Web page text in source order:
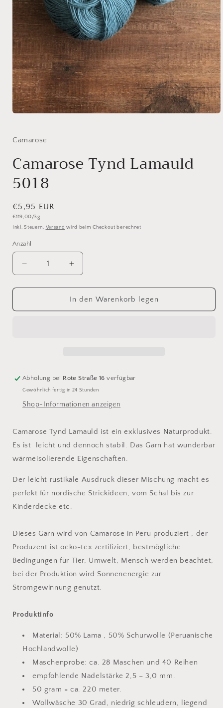
Modal
Camarose
Camarose Tynd Lamauld
5018
Normaler
Preis
€5,95 EUR
Grundpreis
€119,00/kg
Inkl. Steuern. Versand wird beim Checkout berechnet
Anzahl
Anzahl
Verringere
die
Menge
Camarose
Erhöhe
die
Menge
für
Camarose
In den Warenkorb legen
Abholung bei Rote Straße 16 verfügbar
Gewöhnlich fertig in 24 Stunden
Shop-Informationen anzeigen
Camarose Tynd Lamauld ist ein exklusives Naturprodukt.
Es ist leicht und dennoch stabil. Das Garn hat wunderbar
wärmeisolierende Eigenschaften.
Der leicht rustikale Ausdruck dieser Mischung macht es
perfekt für nordische Strickideen, vom Schal bis zur
Kinderdecke etc.
Dieses Garn wird von Camarose in Peru produziert , der
Produzent ist oeko-tex zertifiziert, bestmögliche
Bedingungen für Tier, Umwelt, Mensch werden beachtet,
bei der Produktion wird Sonnenenergie zur
Stromgewinnung genutzt.
Produktinfo
Material: 50% Lama , 50% Schurwolle (Peruanische
Hochlandwolle)
Maschenprobe: ca. 28 Maschen und 40 Reihen
empfohlende Nadelstärke 2,5 – 3,0 mm.
50 gram = ca. 220 meter.
Wollwäsche 30 Grad, niedrig schleudern, liegend